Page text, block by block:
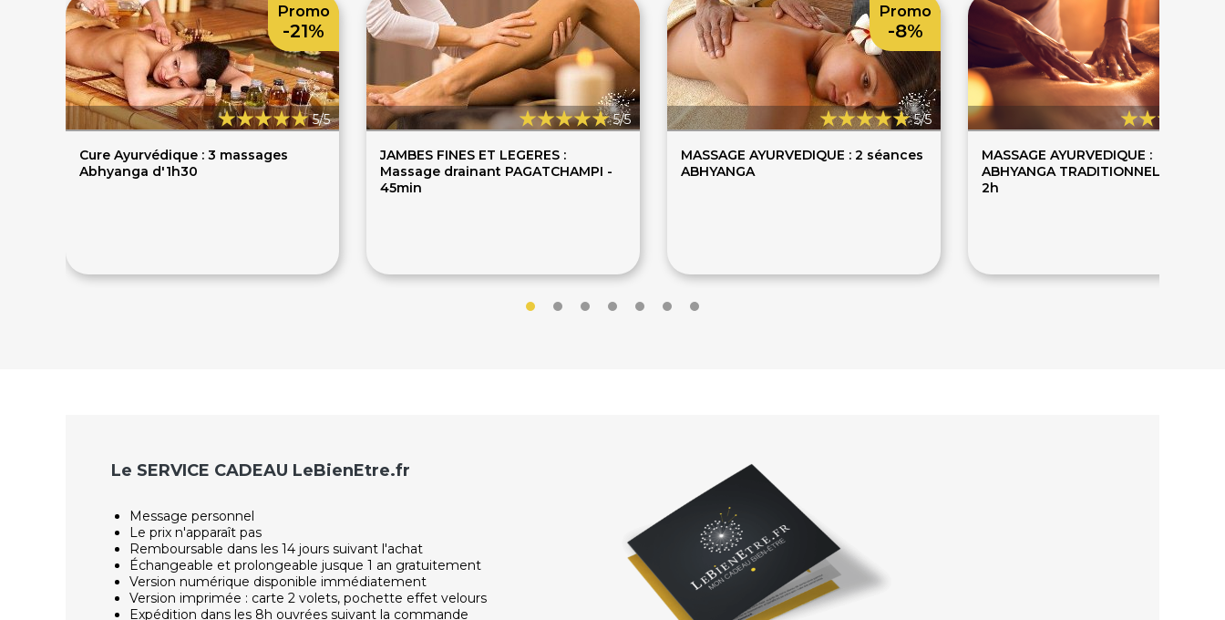
5/5
Cure Ayurvédique : 3 massages
Abhyanga d'1h30
Promo
-21%
5/5
JAMBES FINES ET LEGERES :
Massage drainant PAGATCHAMPI -
45min
5/5
MASSAGE AYURVEDIQUE : 2 séances
ABHYANGA
Promo
-8%
MASSAGE AYURVEDIQUE :
ABHYANGA TRADITIONNEL global -
2h
Le SERVICE CADEAU LeBienEtre.fr
Message personnel
Le prix n'apparaît pas
Remboursable dans les 14 jours suivant l'achat
Échangeable et prolongeable jusque 1 an gratuitement
Version numérique disponible immédiatement
Version imprimée : carte 2 volets, pochette effet velours
Expédition dans les 8h ouvrées suivant la commande